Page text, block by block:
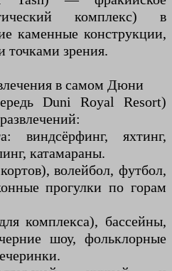
комплекс) в
каменные конструкции,
точками зрения.
в самом Дюни
Duni Royal Resort)
виндсёрфинг, яхтинг,
катамараны.
волейбол, футбол,
прогулки по горам
комплекса), бассейны,
шоу, фольклорные